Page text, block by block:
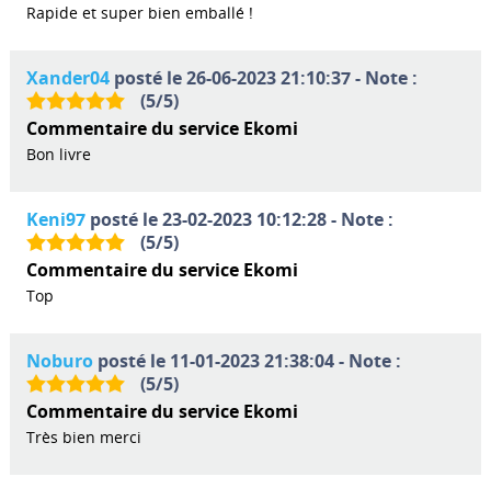
Rapide et super bien emballé !
Xander04posté le 26-06-2023 21:10:37 - Note :
(5/5)
Commentaire du service Ekomi
Bon livre
Keni97posté le 23-02-2023 10:12:28 - Note :
(5/5)
Commentaire du service Ekomi
Top
Noburoposté le 11-01-2023 21:38:04 - Note :
(5/5)
Commentaire du service Ekomi
Très bien merci